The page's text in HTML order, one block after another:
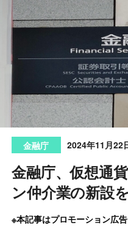
金融庁 2024年11月22
金融庁、仮想通
ン仲介業の新設
※本記事はプロモーション広告